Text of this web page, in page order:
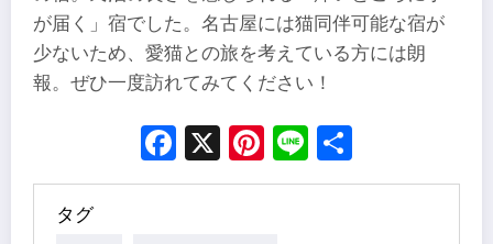
が届く」宿でした。名古屋には猫同伴可能な宿が
少ないため、愛猫との旅を考えている方には朗
報。ぜひ一度訪れてみてください！
Facebook
X Pinterest
Line
タグ